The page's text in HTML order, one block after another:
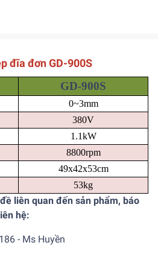
đĩa đơn GD-900S
GD-900S
0~3mm
380V
1.1kW
8800rpm
49x42x53cm
53kg
liên quan đến sản phẩm, báo
hệ:
- Ms Huyền